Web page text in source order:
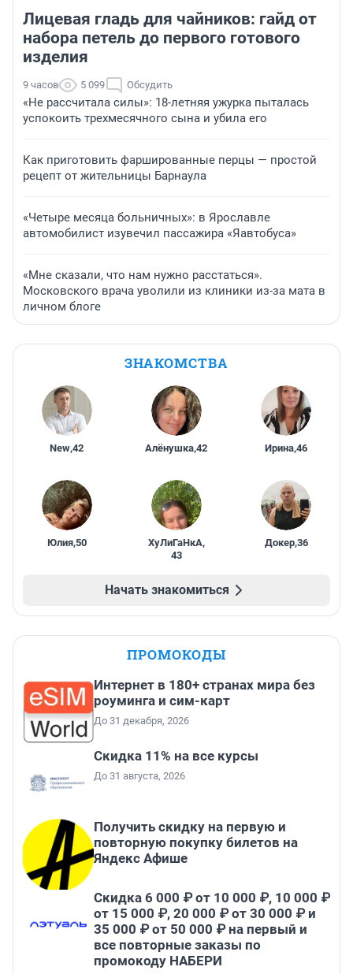
Лицевая гладь для чайников: гайд от
набора петель до первого готового
изделия
9 часов 5 099 Обсудить
«Не рассчитала силы»: 18-летняя ужурка пыталась
успокоить трехмесячного сына и убила его
Как приготовить фаршированные перцы — простой
рецепт от жительницы Барнаула
«Четыре месяца больничных»: в Ярославле
автомобилист изувечил пассажира «Яавтобуса»
«Мне сказали, что нам нужно расстаться».
Московского врача уволили из клиники из-за мата в
личном блоге
ЗНАКОМСТВА
New,42 Алёнушка,42 Ирина,46
Юлия,50 ХуЛиГаНкА,
43
Докер,36
Начать знакомиться
ПРОМОКОДЫ
Интернет в 180+ странах мира без
роуминга и сим-карт
До 31 декабря, 2026
Скидка 11% на все курсы
До 31 августа, 2026
Получить скидку на первую и
повторную покупку билетов на
Яндекс Афише
Скидка 6 000 ₽ от 10 000 ₽, 10 000 ₽
от 15 000 ₽, 20 000 ₽ от 30 000 ₽ и
35 000 ₽ от 50 000 ₽ на первый и
все повторные заказы по
промокоду НАБЕРИ